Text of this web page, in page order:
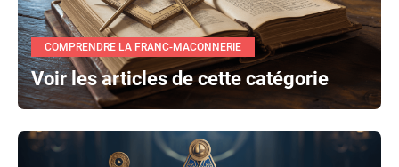
COMPRENDRE LA FRANC-MACONNERIE
Voir les articles de cette catégorie